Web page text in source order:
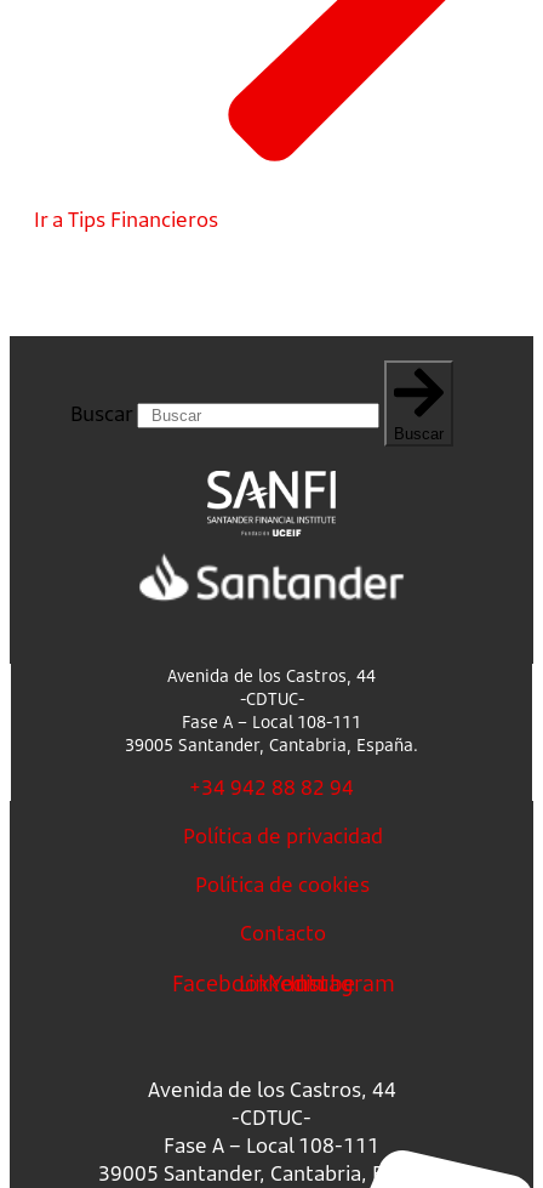
Ir a Tips Financieros
Buscar
Buscar
Avenida de los Castros, 44
-CDTUC-
Fase A – Local 108-111
39005 Santander, Cantabria, España.
+34 942 88 82 94
Política de privacidad
Política de cookies
Contacto
FacebookLinkedin
Youtube
Instagram
Avenida de los Castros, 44
-CDTUC-
Fase A – Local 108-111
39005 Santander, Cantabria, España.